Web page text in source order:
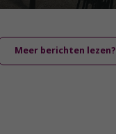
Meer berichten lezen?